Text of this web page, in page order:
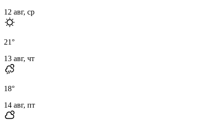
12 авг, ср
21°
13 авг, чт
18°
14 авг, пт